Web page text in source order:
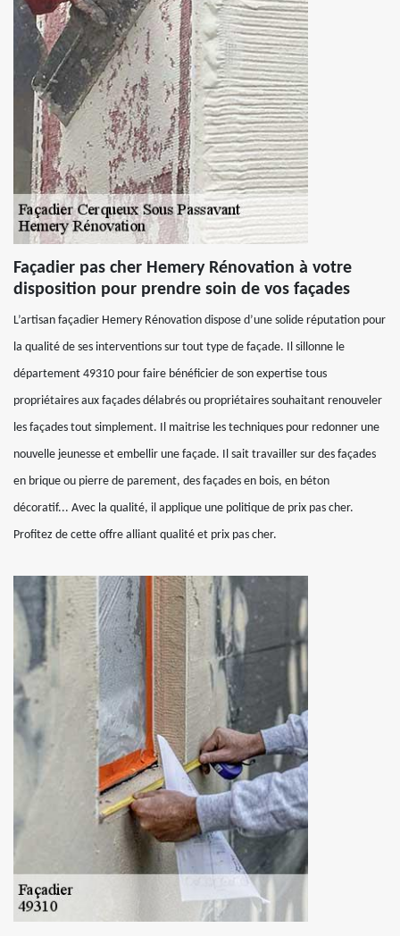
Façadier pas cher Hemery Rénovation à votre
disposition pour prendre soin de vos façades
L’artisan façadier Hemery Rénovation dispose d’une solide réputation pour
la qualité de ses interventions sur tout type de façade. Il sillonne le
département 49310 pour faire bénéficier de son expertise tous
propriétaires aux façades délabrés ou propriétaires souhaitant renouveler
les façades tout simplement. Il maitrise les techniques pour redonner une
nouvelle jeunesse et embellir une façade. Il sait travailler sur des façades
en brique ou pierre de parement, des façades en bois, en béton
décoratif... Avec la qualité, il applique une politique de prix pas cher.
Profitez de cette offre alliant qualité et prix pas cher.